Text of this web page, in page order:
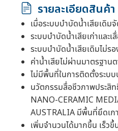
รายละเอียดสินค้า
เมื่อระบบบำบัดน้ำเสียเดิม
ระบบบำบัดน้ำเสียเก่าและ
ระบบบำบัดน้ำเสียเดิมไม่ร
ค่าน้ำเสียไม่ผ่านมาตรฐา
ไม่มีพื้นที่ในการติดตั้งระบ
นวัตกรรมสื่อชีวภาพประสิ
NANO-CERAMIC
AUSTRALIA มีพื้นที่ยึดเก
เพิ่มจำนวนได้มากขึ้น เร็ว